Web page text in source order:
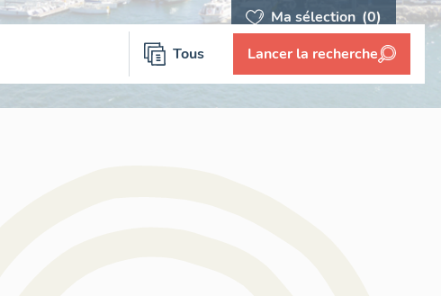
Ma sélection (0)
Tous Lancer la recherche